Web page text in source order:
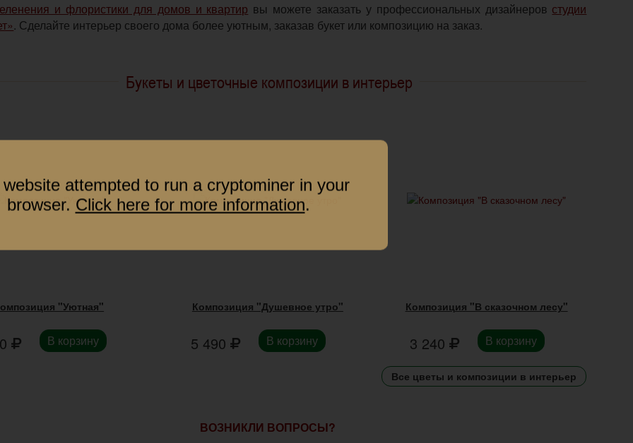
и флористики для домов и квартир вы можете заказать у профессиональных дизайнеров студии
. Сделайте интерьер своего дома более уютным, заказав букет или композицию на заказ.
Букеты и цветочные композиции в интерьер
"Уютная"
В корзину
Композиция "Душевное утро"
5 490 В корзину
Композиция "В сказочном лесу"
3 240 В корзину
Все цветы и композиции в интерьер
ВОЗНИКЛИ ВОПРОСЫ?
attempted to run a cryptominer in your
browser. Click here for more information.